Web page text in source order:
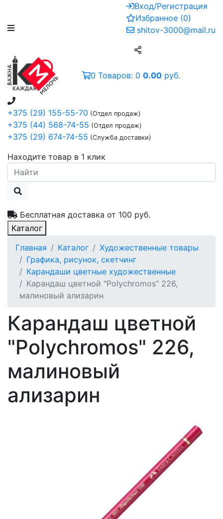
Вход/Регистрация
Избранное (0)
shitov-3000@mail.ru
+375 (29) 155-55-70 (Отдел продаж)
+375 (44) 568-74-55 (Отдел продаж)
+375 (29) 674-74-55 (Служба доставки)
Находите товар в 1 клик
Бесплатная доставка от 100 руб.
0 Товаров: 0 0.00 руб.
Каталог
Главная
Каталог
Художественные товары
Графика, рисунок, скетчинг
Карандаши цветные художественные
Карандаш цветной "Polychromos" 226,
малиновый ализарин
Карандаш цветной
"Polychromos" 226,
малиновый
ализарин